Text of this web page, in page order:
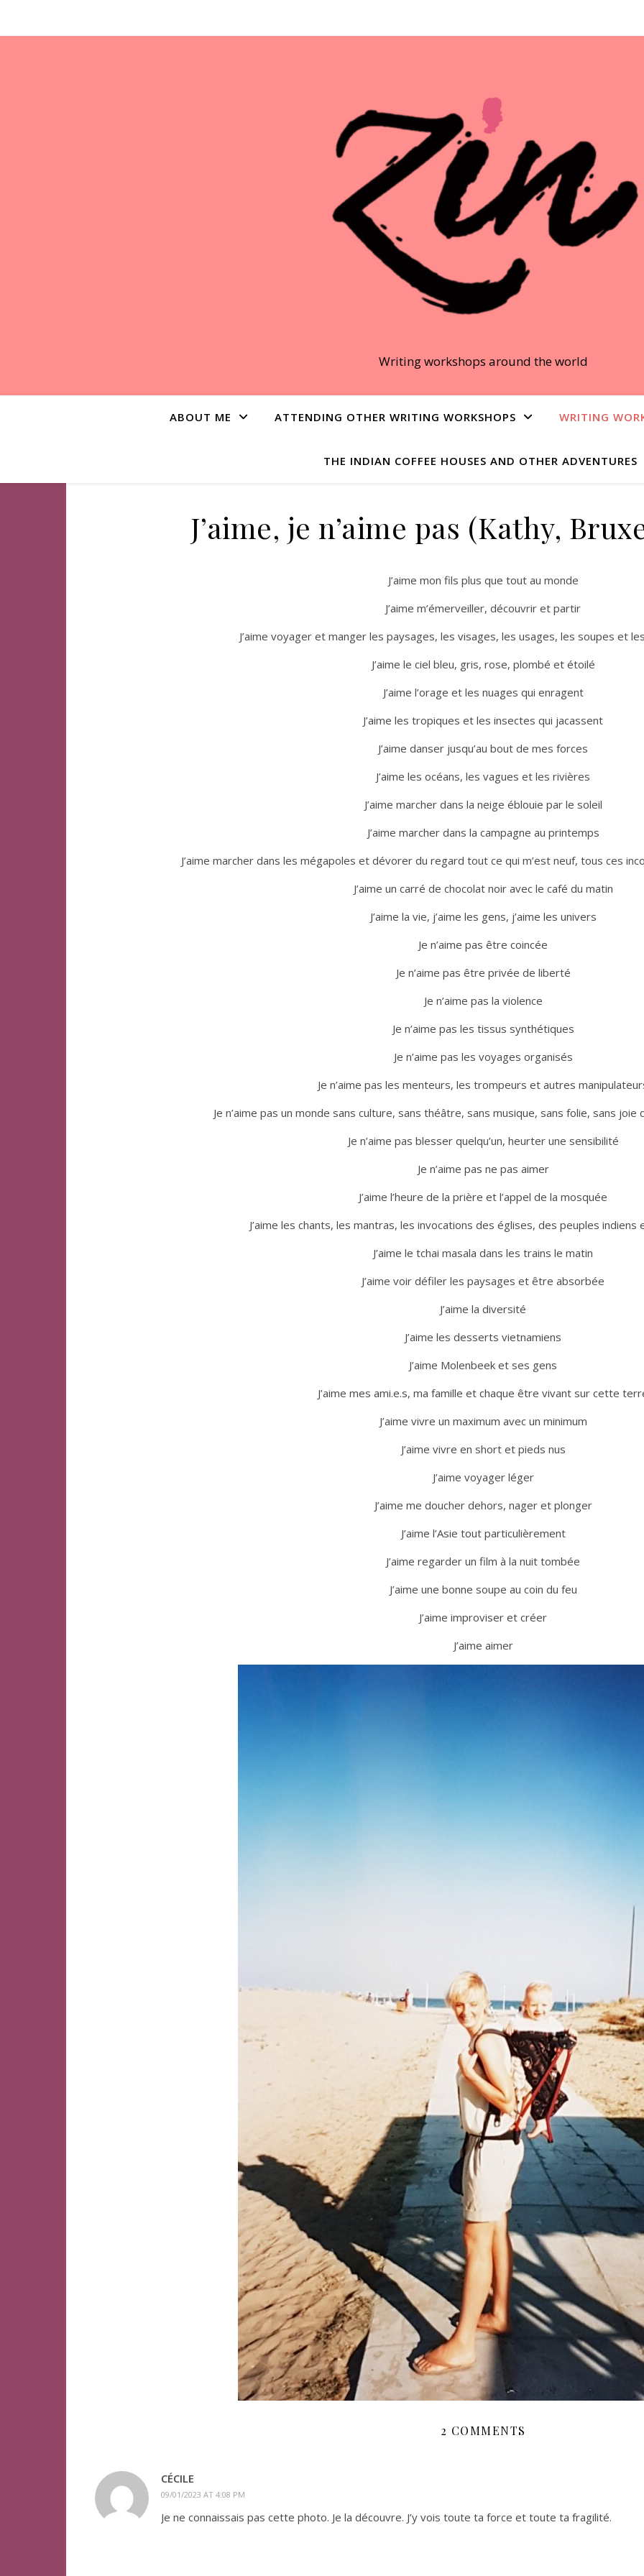
Writing workshops around the world
ABOUT ME ATTENDING OTHER WRITING WORKSHOPS WRITING
THE INDIAN COFFEE HOUSES AND OTHER ADVENTURES
J’aime, je n’aime pas (Kathy,
J’aime mon fils plus que tout au monde
J’aime m’émerveiller, découvrir et partir
J’aime voyager et manger les paysages, les visages, les usages, les soupes et
J’aime le ciel bleu, gris, rose, plombé et étoilé
J’aime l’orage et les nuages qui enragent
J’aime les tropiques et les insectes qui jacassent
J’aime danser jusqu’au bout de mes forces
J’aime les océans, les vagues et les rivières
J’aime marcher dans la neige éblouie par le soleil
J’aime marcher dans la campagne au printemps
J’aime marcher dans les mégapoles et dévorer du regard tout ce qui m’est neuf, tous ces
J’aime un carré de chocolat noir avec le café du matin
J’aime la vie, j’aime les gens, j’aime les univers
Je n’aime pas être coincée
Je n’aime pas être privée de liberté
Je n’aime pas la violence
Je n’aime pas les tissus synthétiques
Je n’aime pas les voyages organisés
Je n’aime pas les menteurs, les trompeurs et autres
Je n’aime pas un monde sans culture, sans théâtre, sans musique, sans folie, sans joie
Je n’aime pas blesser quelqu’un, heurter une sensibilité
Je n’aime pas ne pas aimer
J’aime l’heure de la prière et l’appel de la mosquée
J’aime les chants, les mantras, les invocations des églises, des peuples indiens
J’aime le tchai masala dans les trains le matin
J’aime voir défiler les paysages et être absorbée
J’aime la diversité
J’aime les desserts vietnamiens
J’aime Molenbeek et ses gens
J’aime mes ami.e.s, ma famille et chaque être vivant sur cette
J’aime vivre un maximum avec un minimum
J’aime vivre en short et pieds nus
J’aime voyager léger
J’aime me doucher dehors, nager et plonger
J’aime l’Asie tout particulièrement
J’aime regarder un film à la nuit tombée
J’aime une bonne soupe au coin du feu
J’aime improviser et créer
J’aime aimer
2 COMMENTS
CÉCILE
09/01/2023 AT 4:08 PM
Je ne connaissais pas cette photo. Je la découvre. J’y vois toute ta force et toute ta fragilité.